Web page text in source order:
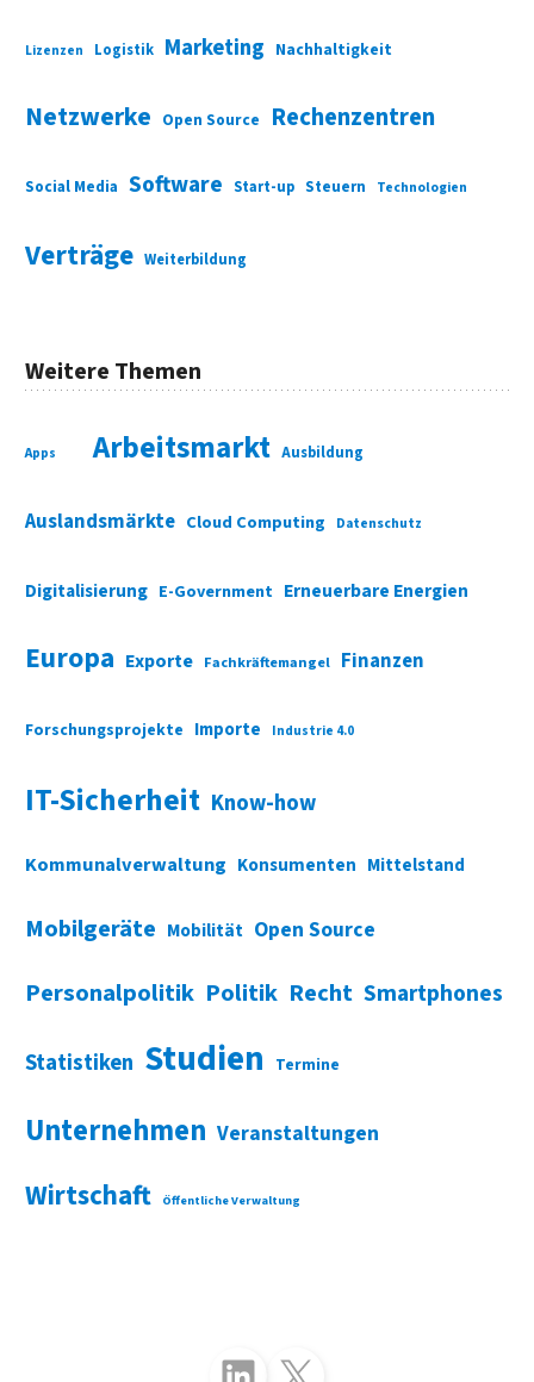
Lizenzen Logistik Marketing Nachhaltigkeit
Netzwerke Open Source Rechenzentren
Social Media Software Start-up Steuern Technologien
Verträge Weiterbildung
Weitere Themen
Apps Arbeitsmarkt Ausbildung
Auslandsmärkte Cloud Computing Datenschutz
Digitalisierung E-Government Erneuerbare Energien
Europa Exporte Fachkräftemangel Finanzen
Forschungsprojekte Importe Industrie 4.0
IT-Sicherheit Know-how
Kommunalverwaltung Konsumenten Mittelstand
Mobilgeräte Mobilität Open Source
Personalpolitik Politik Recht Smartphones
Statistiken Studien Termine
Unternehmen Veranstaltungen
Wirtschaft Öffentliche Verwaltung